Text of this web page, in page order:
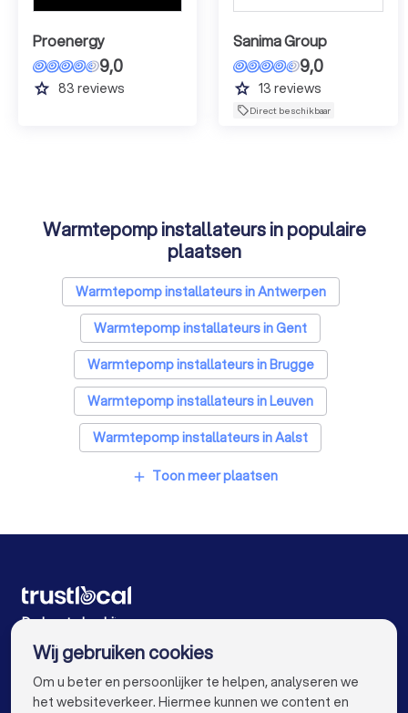
Proenergy
9,0
grade 83 reviews
Sanima Group
9,0
grade 13 reviews
Direct beschikbaar
Warmtepomp installateurs in populaire
plaatsen
Warmtepomp installateurs in Antwerpen
Warmtepomp installateurs in Gent
Warmtepomp installateurs in Brugge
Warmtepomp installateurs in Leuven
Warmtepomp installateurs in Aalst
Warmtepomp installateurs in Mechelen
Warmtepomp installateurs in Sint-Niklaas
Warmtepomp installateurs in Genk
Warmtepomp installateurs in Roeselare
Warmtepomp installateurs in Beveren
add Toon meer plaatsen
De beste bedrijven voor u
Wij gebruiken cookies
Om u beter en persoonlijker te helpen, analyseren we
het websiteverkeer. Hiermee kunnen we content en